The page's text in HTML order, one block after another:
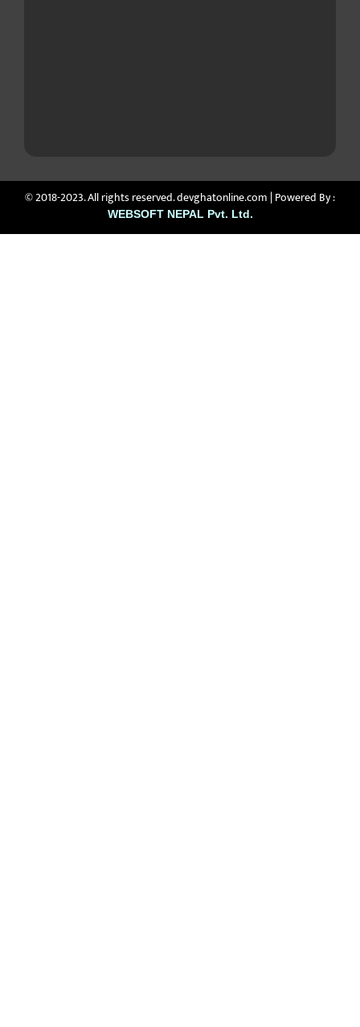
© 2018-2023. All rights reserved. devghatonline.com | Powered By :
WEBSOFT NEPAL Pvt. Ltd.